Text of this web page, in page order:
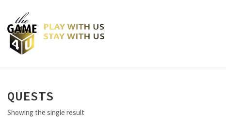
QUESTS
Showing the single result